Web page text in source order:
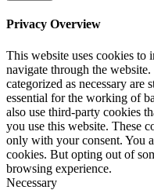
Privacy Overview
This website uses cookies to
navigate through the
categorized as necessary are
essential for the working of
also use third-party cookies
you use this website. These
only with your consent. You
cookies. But opting out of
browsing experience.
Necessary